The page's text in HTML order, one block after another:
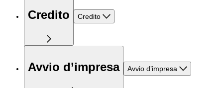
Credito Credito
Avvio d’impresa Avvio d’impresa